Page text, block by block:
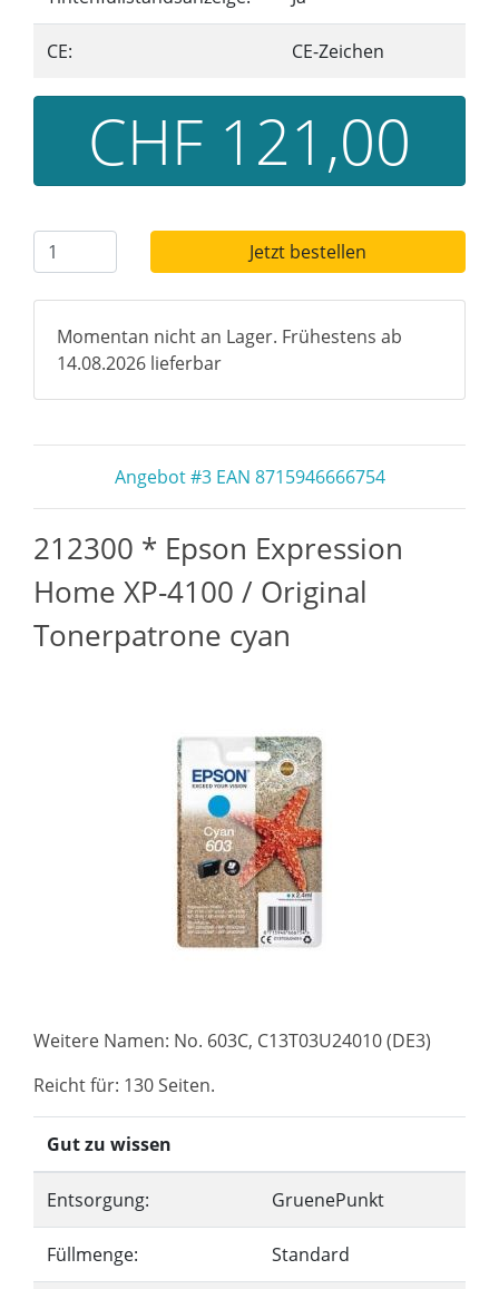
CE: CE-Zeichen
CHF 121,00
Jetzt bestellen
Momentan nicht an Lager. Frühestens ab
14.08.2026 lieferbar
Angebot #3 EAN 8715946666754
212300 * Epson Expression
Home XP-4100 / Original
Tonerpatrone cyan
Weitere Namen: No. 603C, C13T03U24010 (DE3)
Reicht für: 130 Seiten.
Gut zu wissen
Entsorgung: GruenePunkt
Füllmenge: Standard